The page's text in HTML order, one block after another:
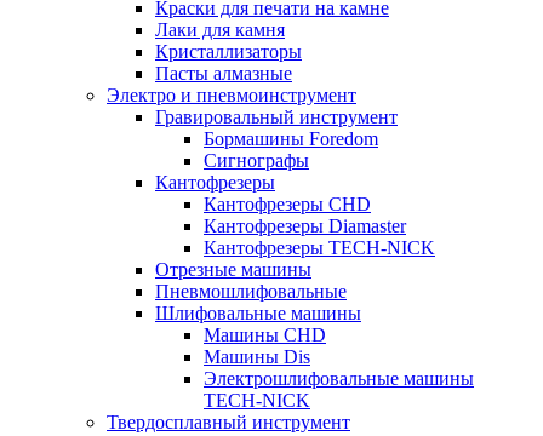
Краски для печати на камне
Лаки для камня
Кристаллизаторы
Пасты алмазные
Электро и пневмоинструмент
Гравировальный инструмент
Бормашины Foredom
Сигнографы
Кантофрезеры
Кантофрезеры CHD
Кантофрезеры Diamaster
Кантофрезеры TECH-NICK
Отрезные машины
Пневмошлифовальные
Шлифовальные машины
Машины CHD
Машины Dis
Электрошлифовальные машины
TECH-NICK
Твердосплавный инструмент